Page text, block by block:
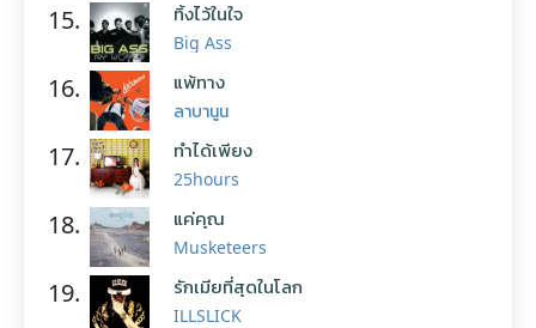
15. ทิ้งไว้ในใจ
Big Ass
16. แพ้ทาง
ลาบานูน
17. ทำได้เพียง
25hours
18. แค่คุณ
Musketeers
19. รักเมียที่สุดในโลก
ILLSLICK